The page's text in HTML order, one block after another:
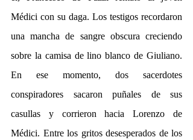
Médici con su daga. Los testigos recordaron
una mancha de sangre obscura creciendo
sobre la camisa de lino blanco de Giuliano.
En ese momento, dos sacerdotes
conspiradores sacaron puñales de sus
casullas y corrieron hacia Lorenzo de
Médici. Entre los gritos desesperados de los